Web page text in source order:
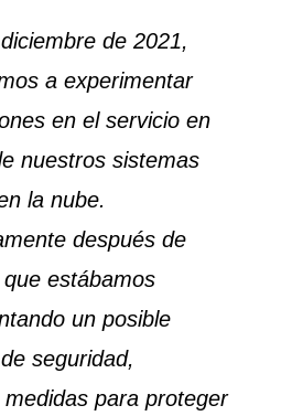
de 2021,
a experimentar
en el servicio en
nuestros sistemas
la nube.
después de
estábamos
un posible
seguridad,
para proteger